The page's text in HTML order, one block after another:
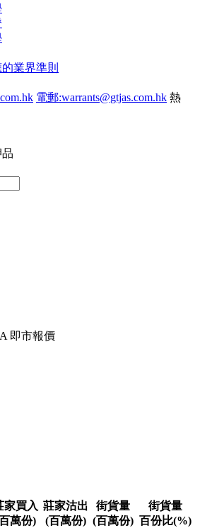
業界準則
電郵:warrants@gtjas.com.hk 熱
即市報價
家買入
萬份)
莊家沽出
(百萬份)
街貨量
(百萬份)
街貨量
百份比(%)